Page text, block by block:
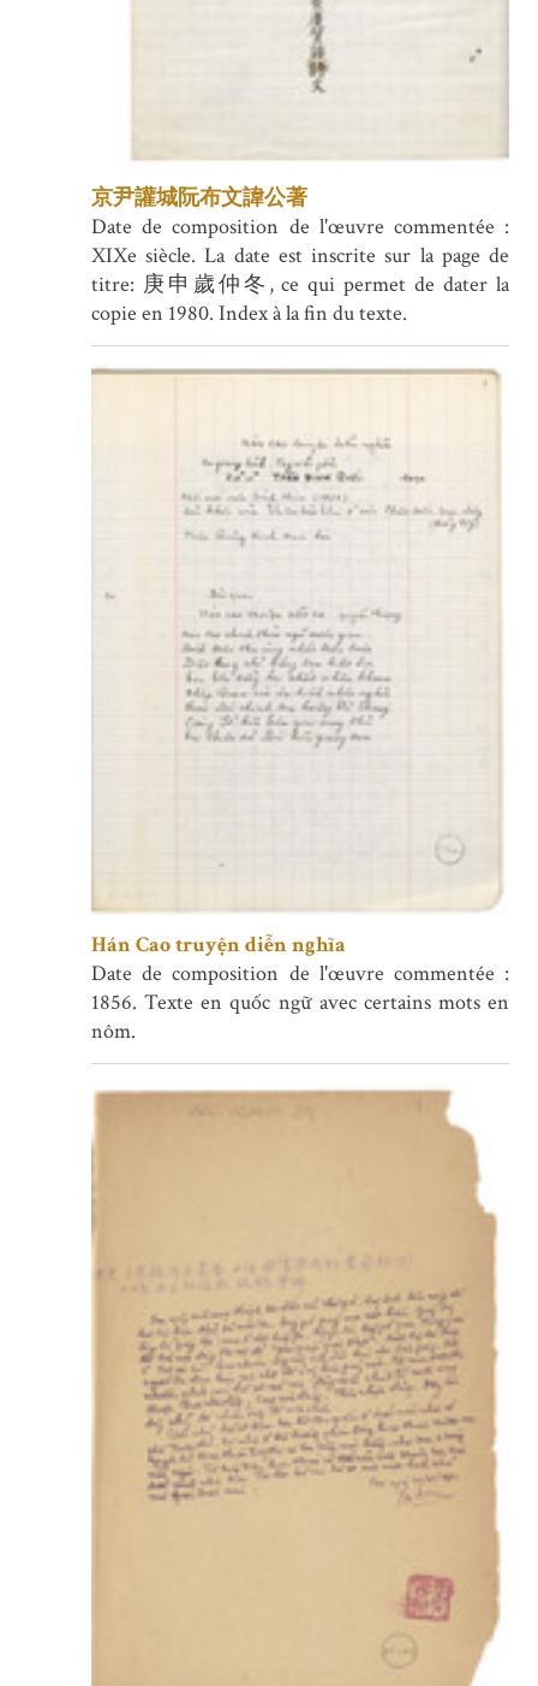
京尹讙城阮布文諱公著
Date de composition de l'œuvre commentée :
XIXe siècle. La date est inscrite sur la page de
titre: 庚申歲仲冬, ce qui permet de dater la
copie en 1980. Index à la fin du texte.
Hán Cao truyện diễn nghĩa
Date de composition de l'œuvre commentée :
1856. Texte en quốc ngữ avec certains mots en
nôm.